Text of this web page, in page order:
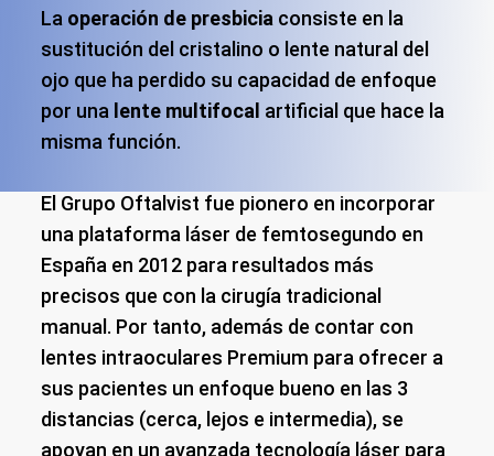
La operación de presbicia consiste en la
sustitución del cristalino o lente natural del
ojo que ha perdido su capacidad de enfoque
por una lente multifocal artificial que hace la
misma función.
El Grupo Oftalvist fue pionero en incorporar
una plataforma láser de femtosegundo en
España en 2012 para resultados más
precisos que con la cirugía tradicional
manual. Por tanto, además de contar con
lentes intraoculares Premium para ofrecer a
sus pacientes un enfoque bueno en las 3
distancias (cerca, lejos e intermedia), se
apoyan en un avanzada tecnología láser para